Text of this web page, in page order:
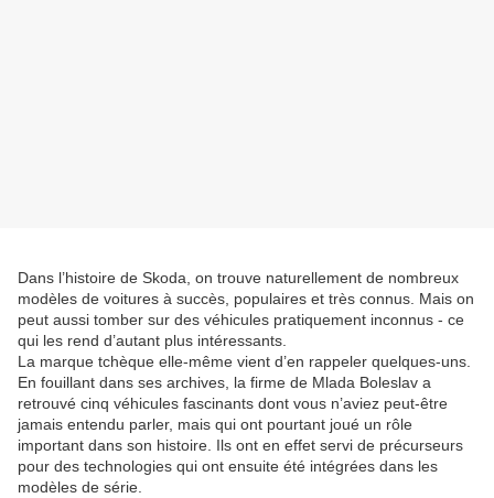
Dans l’histoire de Skoda, on trouve naturellement de nombreux
modèles de voitures à succès, populaires et très connus. Mais on
peut aussi tomber sur des véhicules pratiquement inconnus - ce
qui les rend d’autant plus intéressants.
La marque tchèque elle-même vient d’en rappeler quelques-uns.
En fouillant dans ses archives, la firme de Mlada Boleslav a
retrouvé cinq véhicules fascinants dont vous n’aviez peut-être
jamais entendu parler, mais qui ont pourtant joué un rôle
important dans son histoire. Ils ont en effet servi de précurseurs
pour des technologies qui ont ensuite été intégrées dans les
modèles de série.